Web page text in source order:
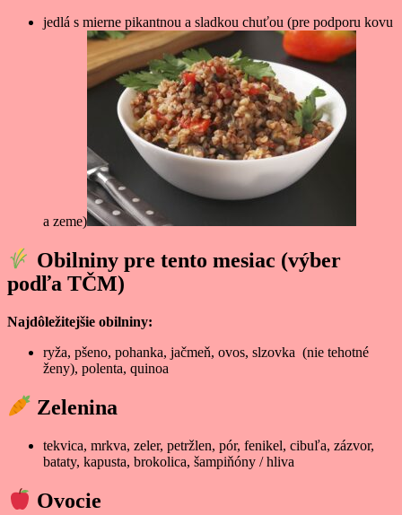
jedlá s mierne pikantnou a sladkou chuťou (pre podporu kovu
a zeme)
Obilniny pre tento mesiac (výber
podľa TČM)
Najdôležitejšie obilniny:
ryža, pšeno, pohanka, jačmeň, ovos, slzovka (nie tehotné
ženy), polenta, quinoa
Zelenina
tekvica, mrkva, zeler, petržlen, pór, fenikel, cibuľa, zázvor,
bataty, kapusta, brokolica, šampiňóny / hliva
Ovocie